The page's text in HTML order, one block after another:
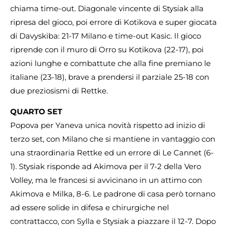
chiama time-out. Diagonale vincente di Stysiak alla
ripresa del gioco, poi errore di Kotikova e super giocata
di Davyskiba: 21-17 Milano e time-out Kasic. Il gioco
riprende con il muro di Orro su Kotikova (22-17), poi
azioni lunghe e combattute che alla fine premiano le
italiane (23-18), brave a prendersi il parziale 25-18 con
due preziosismi di Rettke.
QUARTO SET
Popova per Yaneva unica novità rispetto ad inizio di
terzo set, con Milano che si mantiene in vantaggio con
una straordinaria Rettke ed un errore di Le Cannet (6-
1). Stysiak risponde ad Akimova per il 7-2 della Vero
Volley, ma le francesi si avvicinano in un attimo con
Akimova e Milka, 8-6. Le padrone di casa però tornano
ad essere solide in difesa e chirurgiche nel
contrattacco, con Sylla e Stysiak a piazzare il 12-7. Dopo